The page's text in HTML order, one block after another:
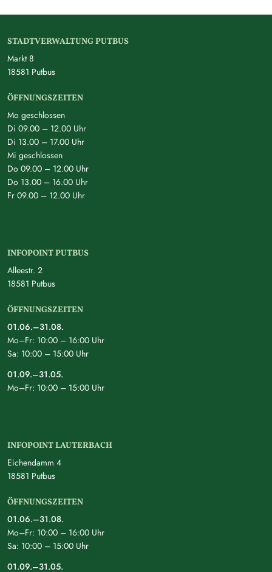
STADTVERWALTUNG PUTBUS
Markt 8
18581 Putbus
ÖFFNUNGSZEITEN
Mo geschlossen
Di 09.00 – 12.00 Uhr
Di 13.00 – 17.00 Uhr
Mi geschlossen
Do 09.00 – 12.00 Uhr
Do 13.00 – 16.00 Uhr
Fr 09.00 – 12.00 Uhr
INFOPOINT PUTBUS
Alleestr. 2
18581 Putbus
ÖFFNUNGSZEITEN
01.06.–31.08.
Mo–Fr: 10:00 – 16:00 Uhr
Sa: 10:00 – 15:00 Uhr
01.09.–31.05.
Mo–Fr: 10:00 – 15:00 Uhr
INFOPOINT LAUTERBACH
Eichendamm 4
18581 Putbus
ÖFFNUNGSZEITEN
01.06.–31.08.
Mo–Fr: 10:00 – 16:00 Uhr
Sa: 10:00 – 15:00 Uhr
01.09.–31.05.